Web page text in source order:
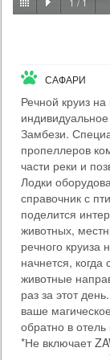
ЭКСКУРСИИ
Когда позади вас
вы поймете, что
совершите
мире). Прилив
варианта
Day Activity
паспорт!),
Time From:
Duration: 01h
People: min 1
САФАРИ
Речной круиз
Замбези.
пропеллеров
части реки и
Лодки
справочник с
поделится
животных,
речного круиза
начнется,
животные
раз за этот
ваше
обратно в
*Не включает